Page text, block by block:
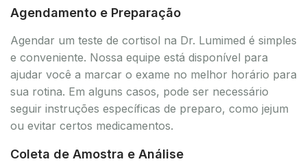
Agendamento e Preparação
Agendar um teste de cortisol na Dr. Lumimed é simples
e conveniente. Nossa equipe está disponível para
ajudar você a marcar o exame no melhor horário para
sua rotina. Em alguns casos, pode ser necessário
seguir instruções específicas de preparo, como jejum
ou evitar certos medicamentos.
Coleta de Amostra e Análise